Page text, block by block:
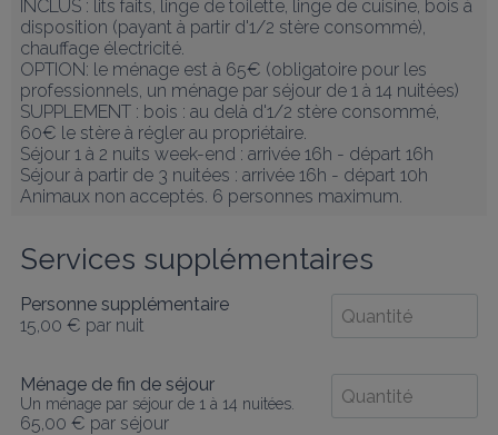
INCLUS : lits faits, linge de toilette, linge de cuisine, bois à
disposition (payant à partir d'1/2 stère consommé),
chauffage électricité.
OPTION: le ménage est à 65€ (obligatoire pour les
professionnels, un ménage par séjour de 1 à 14 nuitées)
SUPPLEMENT : bois : au delà d'1/2 stère consommé,
60€ le stère à régler au propriétaire.
Séjour 1 à 2 nuits week-end : arrivée 16h - départ 16h
Séjour à partir de 3 nuitées : arrivée 16h - départ 10h
Animaux non acceptés. 6 personnes maximum.
Services supplémentaires
Personne supplémentaire
15,00 € par nuit
Ménage de fin de séjour
Un ménage par séjour de 1 à 14 nuitées.
65,00 € par séjour